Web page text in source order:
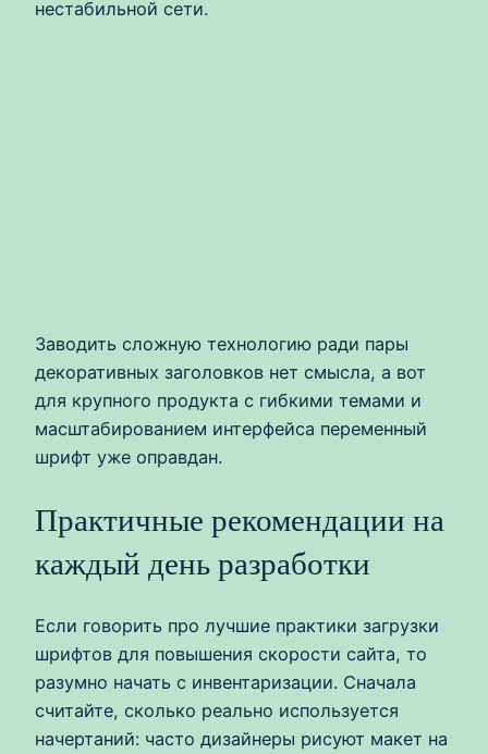
нестабильной сети.
Заводить сложную технологию ради пары
декоративных заголовков нет смысла, а вот
для крупного продукта с гибкими темами и
масштабированием интерфейса переменный
шрифт уже оправдан.
Практичные рекомендации на
каждый день разработки
Если говорить про лучшие практики загрузки
шрифтов для повышения скорости сайта, то
разумно начать с инвентаризации. Сначала
считайте, сколько реально используется
начертаний: часто дизайнеры рисуют макет на